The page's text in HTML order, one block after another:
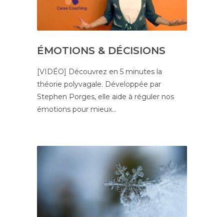
ÉMOTIONS & DÉCISIONS
[VIDÉO] Découvrez en 5 minutes la
théorie polyvagale. Développée par
Stephen Porges, elle aide à réguler nos
émotions pour mieux…